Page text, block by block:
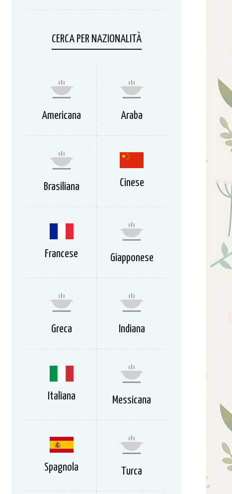
CERCA PER NAZIONALITÀ
Americana Araba
Brasiliana Cinese
Francese Giapponese
Greca Indiana
Italiana Messicana
Spagnola Turca